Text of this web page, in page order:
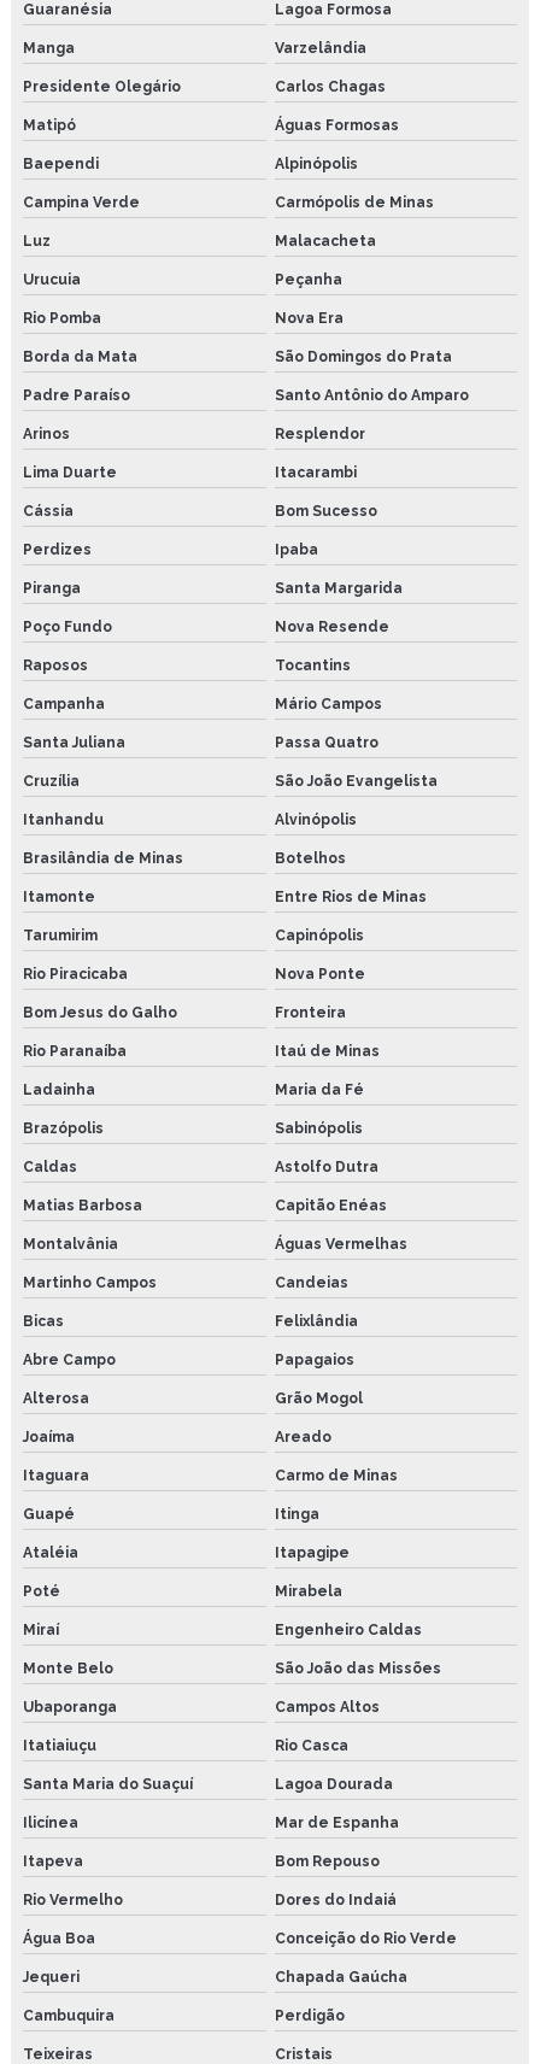
Guaranésia Lagoa Formosa
Manga Varzelândia
Presidente Olegário Carlos Chagas
Matipó Águas Formosas
Baependi Alpinópolis
Campina Verde Carmópolis de Minas
Luz Malacacheta
Urucuia Peçanha
Rio Pomba Nova Era
Borda da Mata São Domingos do Prata
Padre Paraíso Santo Antônio do Amparo
Arinos Resplendor
Lima Duarte Itacarambi
Cássia Bom Sucesso
Perdizes Ipaba
Piranga Santa Margarida
Poço Fundo Nova Resende
Raposos Tocantins
Campanha Mário Campos
Santa Juliana Passa Quatro
Cruzília São João Evangelista
Itanhandu Alvinópolis
Brasilândia de Minas Botelhos
Itamonte Entre Rios de Minas
Tarumirim Capinópolis
Rio Piracicaba Nova Ponte
Bom Jesus do Galho Fronteira
Rio Paranaíba Itaú de Minas
Ladainha Maria da Fé
Brazópolis Sabinópolis
Caldas Astolfo Dutra
Matias Barbosa Capitão Enéas
Montalvânia Águas Vermelhas
Martinho Campos Candeias
Bicas Felixlândia
Abre Campo Papagaios
Alterosa Grão Mogol
Joaíma Areado
Itaguara Carmo de Minas
Guapé Itinga
Ataléia Itapagipe
Poté Mirabela
Miraí Engenheiro Caldas
Monte Belo São João das Missões
Ubaporanga Campos Altos
Itatiaiuçu Rio Casca
Santa Maria do Suaçuí Lagoa Dourada
Ilicínea Mar de Espanha
Itapeva Bom Repouso
Rio Vermelho Dores do Indaiá
Água Boa Conceição do Rio Verde
Jequeri Chapada Gaúcha
Cambuquira Perdigão
Teixeiras Cristais